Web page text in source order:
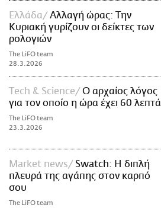
Ελλάδα
Αλλαγή ώρας: Την
Κυριακή γυρίζουν οι δείκτες των
ρολογιών
The LiFO team
28.3.2026
Τech & Science
Ο αρχαίος λόγος
για τον οποίο η ώρα έχει 60 λεπτά
The LiFO team
23.3.2026
Market news
Swatch: Η διπλή
πλευρά της αγάπης στον καρπό
σου
The LiFO team